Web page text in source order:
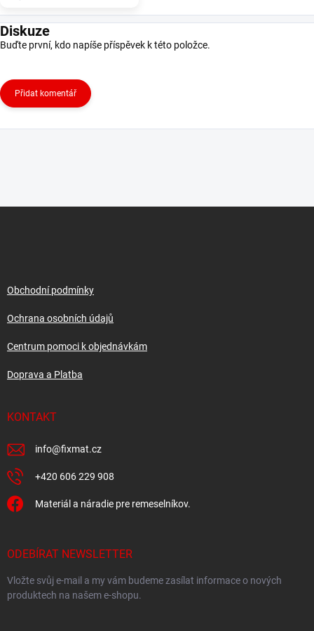
Diskuze
Buďte první, kdo napíše příspěvek k této položce.
Přidat komentář
Obchodní podmínky
Ochrana osobních údajů
Centrum pomoci k objednávkám
Doprava a Platba
KONTAKT
info@fixmat.cz
+420 606 229 908
Materiál a náradie pre remeselníkov.
ODEBÍRAT NEWSLETTER
Vložte svůj e-mail a my vám budeme zasílat informace o nových
produktech na našem e-shopu.